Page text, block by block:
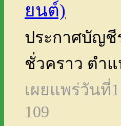
ยนต์)
ประกาศบัญชี
ชั่วคราว ตำ
เผยแพร่วันที่
109